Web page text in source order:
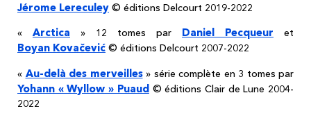
Jérome Lereculey © éditions Delcourt 2019-2022
« Arctica » 12 tomes par Daniel Pecqueur et
Boyan Kovačević © éditions Delcourt 2007-2022
« Au-delà des merveilles» série complète en 3 tomes par
Yohann « Wyllow » Puaud © éditions Clair de Lune 2004-
2022